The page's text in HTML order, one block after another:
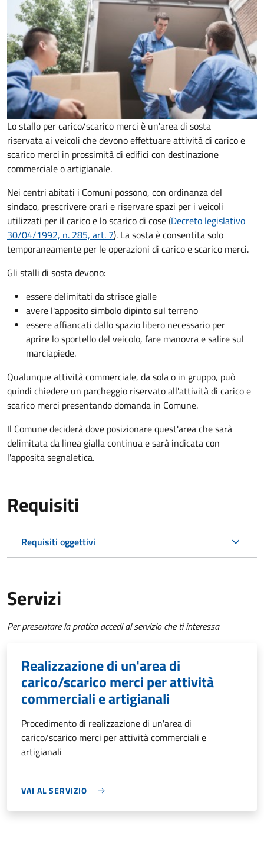
Lo stallo per carico/scarico merci è un'area di sosta
riservata ai veicoli che devono effettuare attività di carico e
scarico merci in prossimità di edifici con destinazione
commerciale o artigianale.
Nei centri abitati i Comuni possono, con ordinanza del
sindaco, prescrivere orari e riservare spazi per i veicoli
utilizzati per il carico e lo scarico di cose (Decreto legislativo
30/04/1992, n. 285, art. 7). La sosta è consentita solo
temporaneamente per le operazioni di carico e scarico merci.
Gli stalli di sosta devono:
essere delimitati da strisce gialle
avere l'apposito simbolo dipinto sul terreno
essere affiancati dallo spazio libero necessario per
aprire lo sportello del veicolo, fare manovra e salire sul
marciapiede.
Qualunque attività commerciale, da sola o in gruppo, può
quindi chiedere un parcheggio riservato all'attività di carico e
scarico merci presentando domanda in Comune.
Il Comune deciderà dove posizionare quest'area che sarà
delimitata da linea gialla continua e sarà indicata con
l'apposita segnaletica.
Requisiti
Requisiti oggettivi
Servizi
Per presentare la pratica accedi al servizio che ti interessa
Realizzazione di un'area di
carico/scarico merci per attività
commerciali e artigianali
Procedimento di realizzazione di un'area di
carico/scarico merci per attività commerciali e
artigianali
VAI AL SERVIZIO